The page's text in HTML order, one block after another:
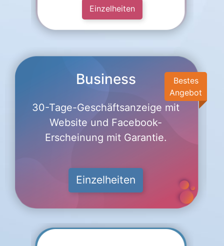
Einzelheiten
Bestes
Angebot
Business
30-Tage-Geschäftsanzeige mit
Website und Facebook-
Erscheinung mit Garantie.
Einzelheiten